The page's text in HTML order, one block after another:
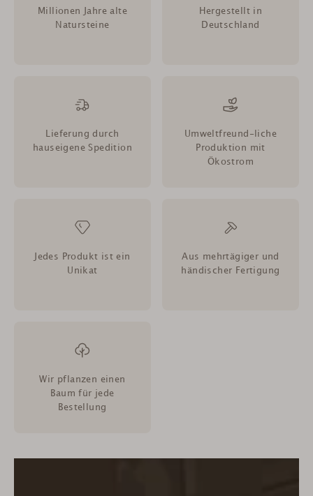
Millionen Jahre alte
Natursteine
Hergestellt in
Deutschland
Lieferung durch
hauseigene Spedition
Umweltfreund-liche
Produktion mit
Ökostrom
Jedes Produkt ist ein
Unikat
Aus mehrtägiger und
händischer Fertigung
Wir pflanzen einen
Baum für jede
Bestellung